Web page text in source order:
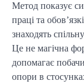
Метод показує
праці та
знаходять
Це не магічна
допомагає
опори в